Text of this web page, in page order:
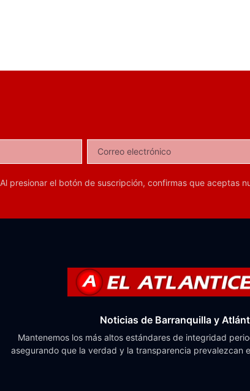
Al presionar el botón de suscripción, confirmas que aceptas
Noticias de Barranquilla y
Mantenemos los más altos estándares de integridad
asegurando que la verdad y la transparencia prevalezcan